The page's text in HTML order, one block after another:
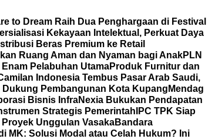
to Dream Raih Dua Penghargaan di Festival
Kekayaan Intelektual, Perkuat Daya
Beras Premium ke Retail
Ruang Aman dan Nyaman bagi AnakPLN
Pelabuhan UtamaProduk Furnitur dan
Indonesia Tembus Pasar Arab Saudi,
Pembangunan Kota Kupang Mendag
Bisnis InfraNexia Bukukan Pendapatan
Strategis Pemerintah IPC TPK Siap
Unggulan VasakaBandara
MK: Solusi Modal atau Celah Hukum? Ini